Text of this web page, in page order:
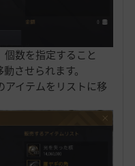
数を指定すること
させられます。
アイテムをリストに移